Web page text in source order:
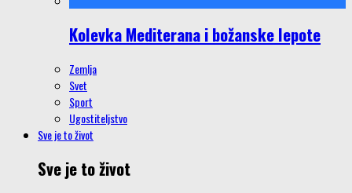
Kolevka Mediterana i božanske lepote
Zemlja
Svet
Sport
Ugostiteljstvo
Sve je to život
Sve je to život